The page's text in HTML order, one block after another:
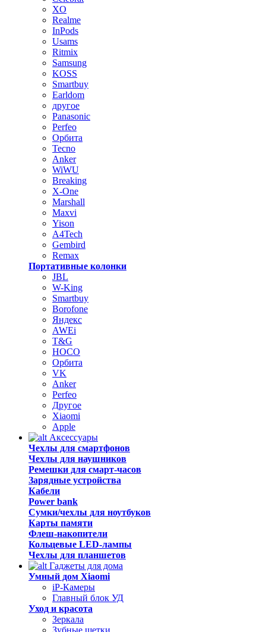
XO
Realme
InPods
Usams
Ritmix
Samsung
KOSS
Smartbuy
Earldom
другое
Panasonic
Perfeo
Орбита
Tecno
Anker
WiWU
Breaking
X-One
Marshall
Maxvi
Yison
A4Tech
Gembird
Remax
Портативные колонки
JBL
W-King
Smartbuy
Borofone
Яндекс
AWEi
T&G
HOCO
Орбита
VK
Anker
Perfeo
Другое
Xiaomi
Apple
Аксессуары
Чехлы для смартфонов
Чехлы для наушников
Ремешки для смарт-часов
Зарядные устройства
Кабели
Power bank
Сумки/чехлы для ноутбуков
Карты памяти
Флеш-накопители
Кольцевые LED-лампы
Чехлы для планшетов
Гаджеты для дома
Умный дом Xiaomi
iP-Камеры
Главный блок УД
Уход и красота
Зеркала
Зубные щетки